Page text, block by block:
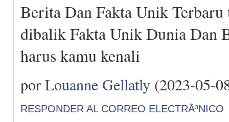
Berita Dan Fakta Unik Terbaru
dibalik Fakta Unik Dunia Dan
harus kamu kenali
por Louanne Gellatly (2023-05-
RESPONDER AL CORREO ELECTRÃ³NICO